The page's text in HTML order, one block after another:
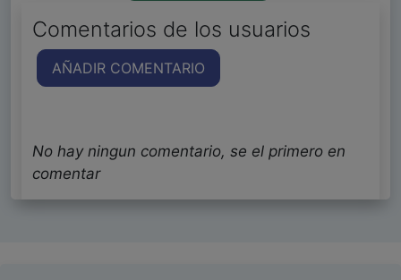
Comentarios de los usuarios
AÑADIR COMENTARIO
No hay ningun comentario, se el primero en
comentar